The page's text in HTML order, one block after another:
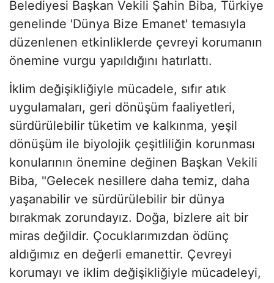
Belediyesi Başkan Vekili Şahin Biba, Türkiye
genelinde 'Dünya Bize Emanet' temasıyla
düzenlenen etkinliklerde çevreyi korumanın
önemine vurgu yapıldığını hatırlattı.
İklim değişikliğiyle mücadele, sıfır atık
uygulamaları, geri dönüşüm faaliyetleri,
sürdürülebilir tüketim ve kalkınma, yeşil
dönüşüm ile biyolojik çeşitliliğin korunması
konularının önemine değinen Başkan Vekili
Biba, "Gelecek nesillere daha temiz, daha
yaşanabilir ve sürdürülebilir bir dünya
bırakmak zorundayız. Doğa, bizlere ait bir
miras değildir. Çocuklarımızdan ödünç
aldığımız en değerli emanettir. Çevreyi
korumayı ve iklim değişikliğiyle mücadeleyi,